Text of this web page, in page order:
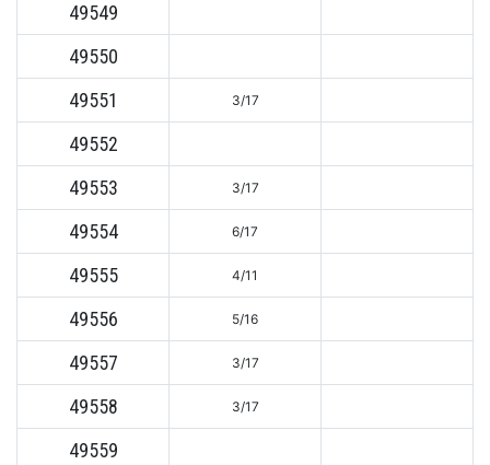
49549
49550
49551
3/17
49552
49553
3/17
49554 6/17
49555 4/11
49556 5/16
49557 3/17
49558 3/17
49559